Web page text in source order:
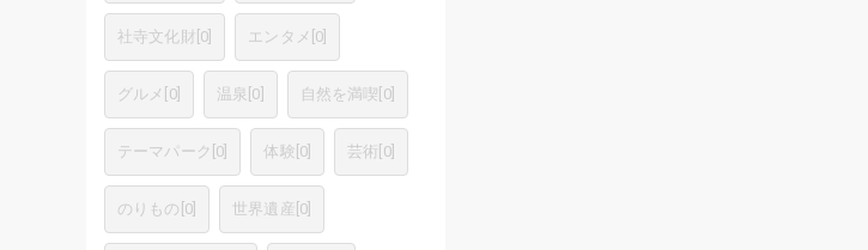
社寺文化財 0 エンタメ 0
グルメ 0] 温泉 0 自然を満喫 0]
テーマパーク 0 体験 0 芸術 0]
のりもの 0] 世界遺産 0